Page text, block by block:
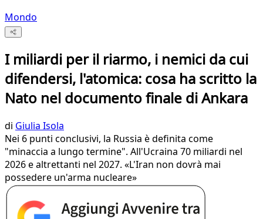
Mondo
I miliardi per il riarmo, i nemici da cui
difendersi, l'atomica: cosa ha scritto la
Nato nel documento finale di Ankara
di Giulia Isola
Nei 6 punti conclusivi, la Russia è definita come
"minaccia a lungo termine". All'Ucraina 70 miliardi nel
2026 e altrettanti nel 2027. «L'Iran non dovrà mai
possedere un'arma nucleare»